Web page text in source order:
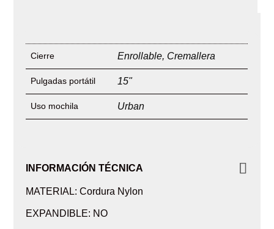
Cierre Enrollable, Cremallera
Pulgadas portátil 15"
Uso mochila Urban
INFORMACIÓN TÉCNICA
MATERIAL: Cordura Nylon
EXPANDIBLE: NO